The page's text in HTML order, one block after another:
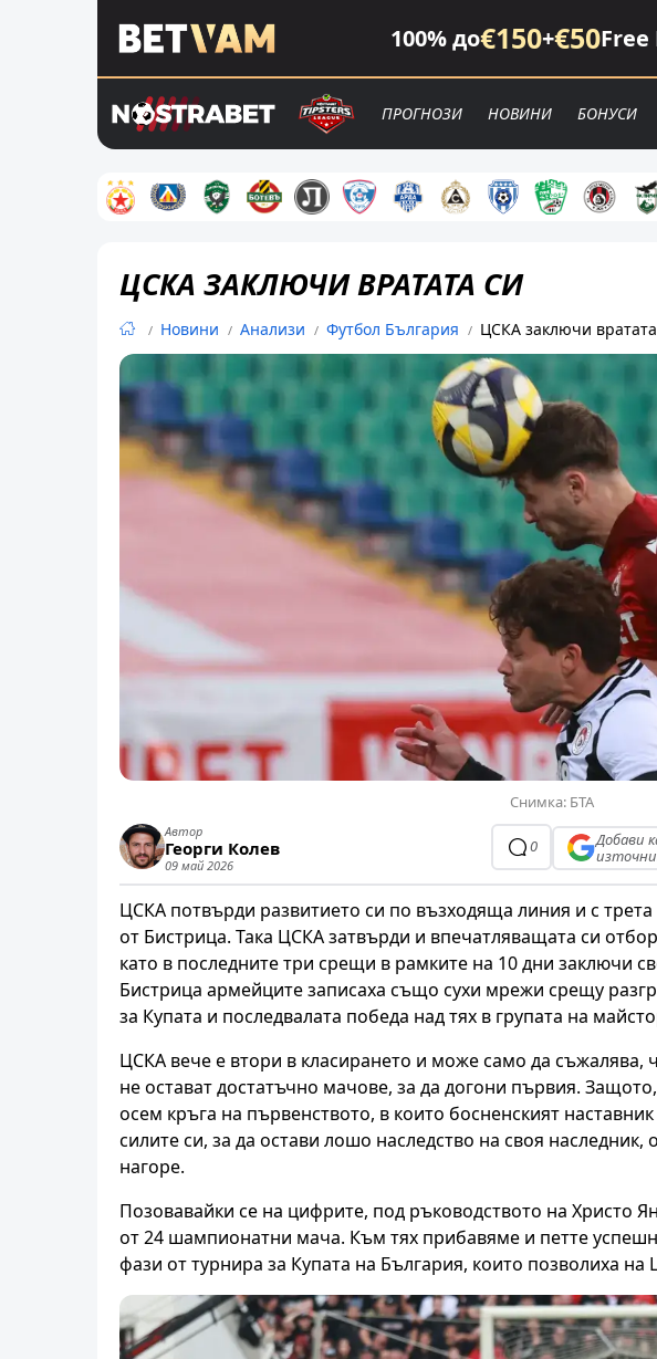
100% до€150+€50Free
ПРОГНОЗИ НОВИНИ БОНУСИ
ЦСКА ЗАКЛЮЧИ ВРАТАТА СИ
Новини Анализи Футбол България ЦСКА заключи
Снимка: БТА
Автор
Георги Колев
09 май 2026
0
Добави
ЦСКА потвърди развитието си по възходяща линия и с
от Бистрица. Така ЦСКА затвърди и впечатляващата си
като в последните три срещи в рамките на 10 дни заключи
Бистрица армейците записаха също сухи мрежи срещу
за Купата и последвалата победа над тях в групата на
ЦСКА вече е втори в класирането и може само да съжалява,
не остават достатъчно мачове, за да догони първия.
осем кръга на първенството, в които босненският
силите си, за да остави лошо наследство на своя
нагоре.
Позовавайки се на цифрите, под ръководството на Христо
от 24 шампионатни мача. Към тях прибавяме и петте
фази от турнира за Купата на България, които позволиха на